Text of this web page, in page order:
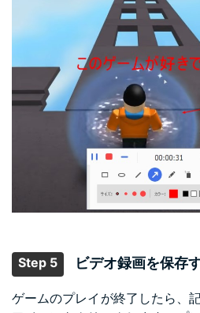
Step 5 ビデオ録画を保存
ゲームのプレイが終了したら、